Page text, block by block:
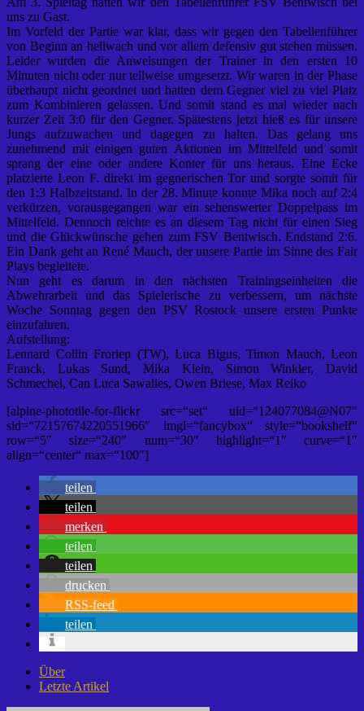
uns zu Gast.
Im Vorfeld der Partie war klar, dass wir gegen den Tabellenführer
von Beginn an hellwach und vor allem defensiv gut stehen müssen.
Leider wurden die Anweisungen der Trainer in den ersten 10
Minuten nicht oder nur teilweise umgesetzt. Wir waren in der Phase
überhaupt nicht geordnet und hatten dem Gegner viel zu viel Platz
zum Kombinieren gelassen. Und somit stand es mal wieder nach
kurzer Zeit 3:0 für den Gegner. Spätestens jetzt hieß es für unsere
Jungs aufzuwachen und dagegen zu halten. Das gelang uns
zunehmend mit einigen guten Aktionen im Mittelfeld und somit
sprang der eine oder andere Konter für uns heraus. Eine Ecke
platzierte Leon F. direkt im gegnerischen Tor und sorgte somit für
den 1:3 Halbzeitstand. In der 28. Minute konnte Mika noch auf 2:4
verkürzen, vorausgegangen war ein sehenswerter Doppelpass im
Mittelfeld. Dennoch reichte es an diesem Tag nicht für einen Sieg
und die Glückwünsche gehen zum FSV Bentwisch. Endstand 2:6.
Ein Dank geht an René Mauch, der unsere Partie im Sinne des Fair
Plays begleitete.
Nun geht es darum in den nächsten Trainingseinheiten die
Abwehrarbeit und das Spielerische zu verbessern, um nächste
Woche Sonntag gegen den PSV Rostock unsere ersten Punkte
einzufahren.
Aufstellung:
Lennard Collin Froriep (TW), Luca Bigus, Timon Mauch, Leon
Franck, Lukas Sund, Mika Klein, Simon Winkler, David
Schmechel, Can Luca Sawalies, Owen Briese, Max Reiko
[alpine-phototile-for-flickr src=“set“ uid=“124077084@N07″
sid=“72157674220551966″ imgl=“fancybox“ style=“bookshelf“
row=“5″ size=“240″ num=“30″ highlight=“1″ curve=“1″
align=“center“ max=“100″]
teilen
teilen
merken
teilen
teilen
drucken
RSS-feed
teilen
Über
Letzte Artikel